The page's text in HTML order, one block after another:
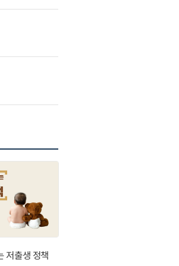
저출생 정책